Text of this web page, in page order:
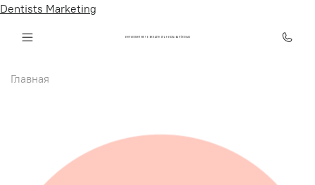
Dentists Marketing
ИНТЕЛЛЕКТ КЛУБ ОНЛАЙН СТАНИСЛАВА ТЁПЛЫХ
Главная